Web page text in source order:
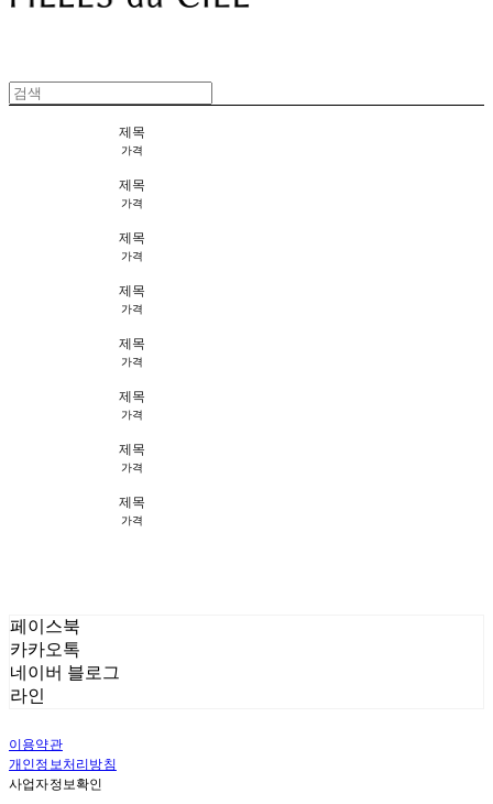
제목
가격
제목
가격
제목
가격
제목
가격
제목
가격
제목
가격
제목
가격
제목
가격
페이스북
카카오톡
네이버 블로그
라인
이용약관
개인정보처리방침
사업자정보확인